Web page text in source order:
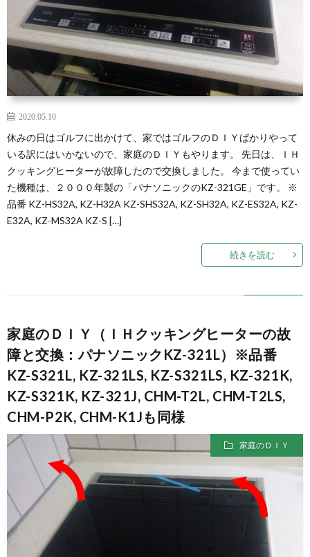
2020.05.10
休みの日はゴルフに出かけて、家ではゴルフのＤＩＹばかりやって
いる訳にはいかないので、家庭のＤＩＹもやります。 先日は、ＩＨ
クッキングヒーターが故障したので交換しました。 今まで使ってい
た機種は、２０００年製の「パナソニックのKZ-321GE」です。 ※
品番 KZ-HS32A, KZ-H32A KZ-SHS32A, KZ-SH32A, KZ-ES32A, KZ-
E32A, KZ-MS32A KZ-S […]
続きを読む
家庭のＤＩＹ（ＩＨクッキングヒーターの故
障と交換：パナソニックKZ-321L）※品番
KZ-S321L, KZ-321LS, KZ-S321LS, KZ-321K,
KZ-S321K, KZ-321J, CHM-T2L, CHM-T2LS,
CHM-P2K, CHM-K1Jも同様
家庭のＤＩＹ